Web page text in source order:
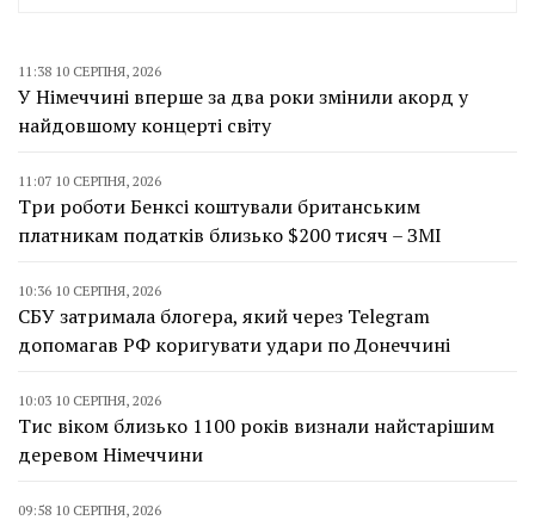
11:38 10 СЕРПНЯ, 2026
У Німеччині вперше за два роки змінили акорд у
найдовшому концерті світу
11:07 10 СЕРПНЯ, 2026
Три роботи Бенксі коштували британським
платникам податків близько $200 тисяч – ЗМІ
10:36 10 СЕРПНЯ, 2026
СБУ затримала блогера, який через Telegram
допомагав РФ коригувати удари по Донеччині
10:03 10 СЕРПНЯ, 2026
Тис віком близько 1100 років визнали найстарішим
деревом Німеччини
09:58 10 СЕРПНЯ, 2026